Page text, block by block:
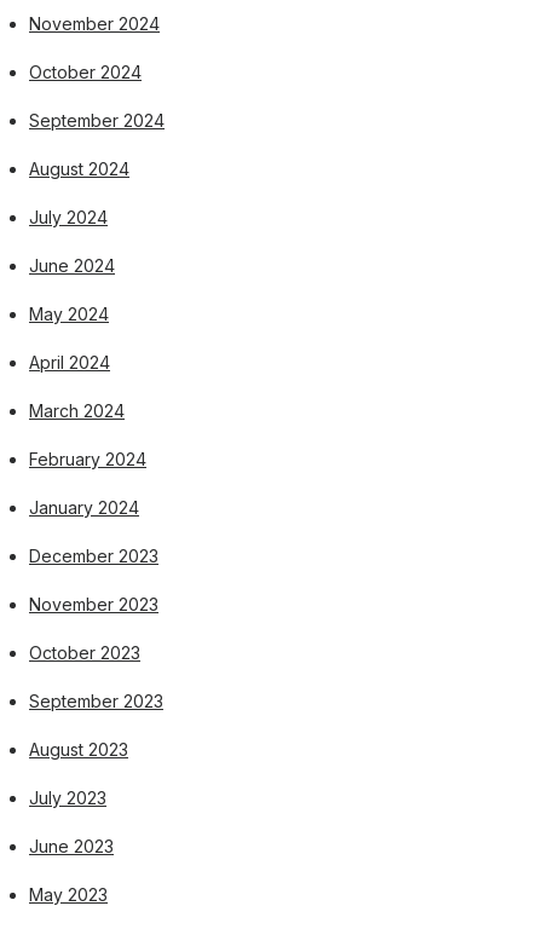
November 2024
October 2024
September 2024
August 2024
July 2024
June 2024
May 2024
April 2024
March 2024
February 2024
January 2024
December 2023
November 2023
October 2023
September 2023
August 2023
July 2023
June 2023
May 2023